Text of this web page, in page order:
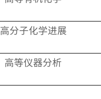
高分子化学进展
高等仪器分析